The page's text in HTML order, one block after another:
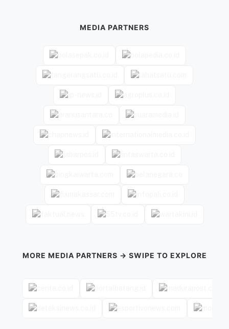
MEDIA PARTNERS
MORE MEDIA PARTNERS → SWIPE TO EXPLORE